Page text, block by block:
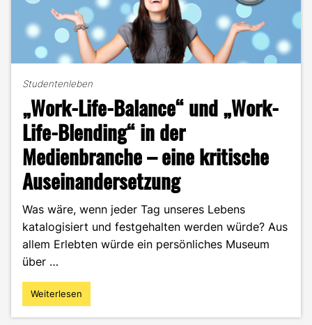
Studentenleben
„Work-Life-Balance“ und „Work-
Life-Blending“ in der
Medienbranche – eine kritische
Auseinandersetzung
Was wäre, wenn jeder Tag unseres Lebens
katalogisiert und festgehalten werden würde? Aus
allem Erlebten würde ein persönliches Museum
über …
"„Work-
Life-
Weiterlesen